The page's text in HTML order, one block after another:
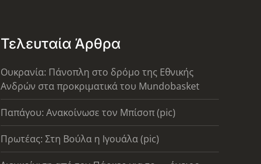
Τελευταία Άρθρα
Ουκρανία: Πάνοπλη στο δρόμο της Εθνικής
Ανδρών στα προκριματικά του Mundobasket
Παπάγου: Ανακοίνωσε τον Μπίσοπ (pic)
Πρωτέας: Στη Βούλα η Ιγουάλα (pic)